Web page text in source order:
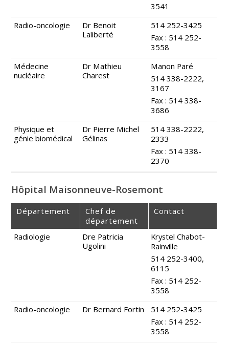
3541
Radio-oncologie
Dr Benoit
Laliberté
514 252-3425
Fax : 514 252-
3558
Médecine
nucléaire
Dr Mathieu
Charest
Manon Paré
514 338-2222,
3167
Fax : 514 338-
3686
Physique et
génie biomédical
Dr Pierre Michel
Gélinas
514 338-2222,
2333
Fax : 514 338-
2370
Hôpital Maisonneuve-Rosemont
Département
Chef de
département
Contact
Radiologie
Dre Patricia
Ugolini
Krystel Chabot-
Rainville
514 252-3400,
6115
Fax : 514 252-
3558
Radio-oncologie
Dr Bernard Fortin
514 252-3425
Fax : 514 252-
3558